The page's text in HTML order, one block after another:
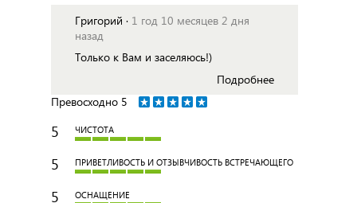
Григорий · 1 год 10 месяцев 2 дня
назад
Только к Вам и заселяюсь!)
Подробнее
Превосходно 5
5 ЧИСТОТА
5 ПРИВЕТЛИВОСТЬ И ОТЗЫВЧИВОСТЬ ВСТРЕЧАЮЩЕГО
5 ОСНАЩЕНИЕ